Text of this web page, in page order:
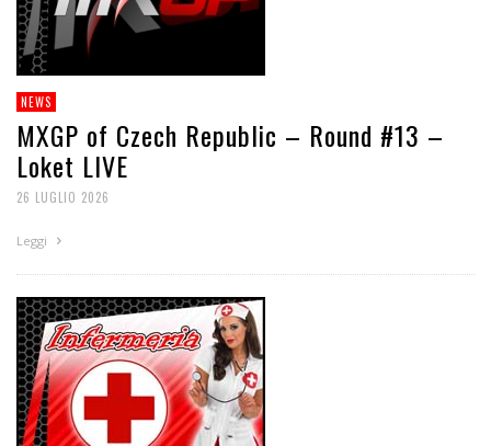
NEWS
MXGP of Czech Republic – Round #13 –
Loket LIVE
26 LUGLIO 2026
Leggi